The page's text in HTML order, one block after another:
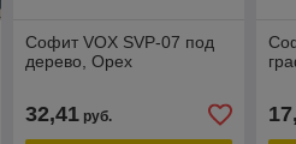
Софит VOX SVР-07 под
дерево, Орех
32,41руб.